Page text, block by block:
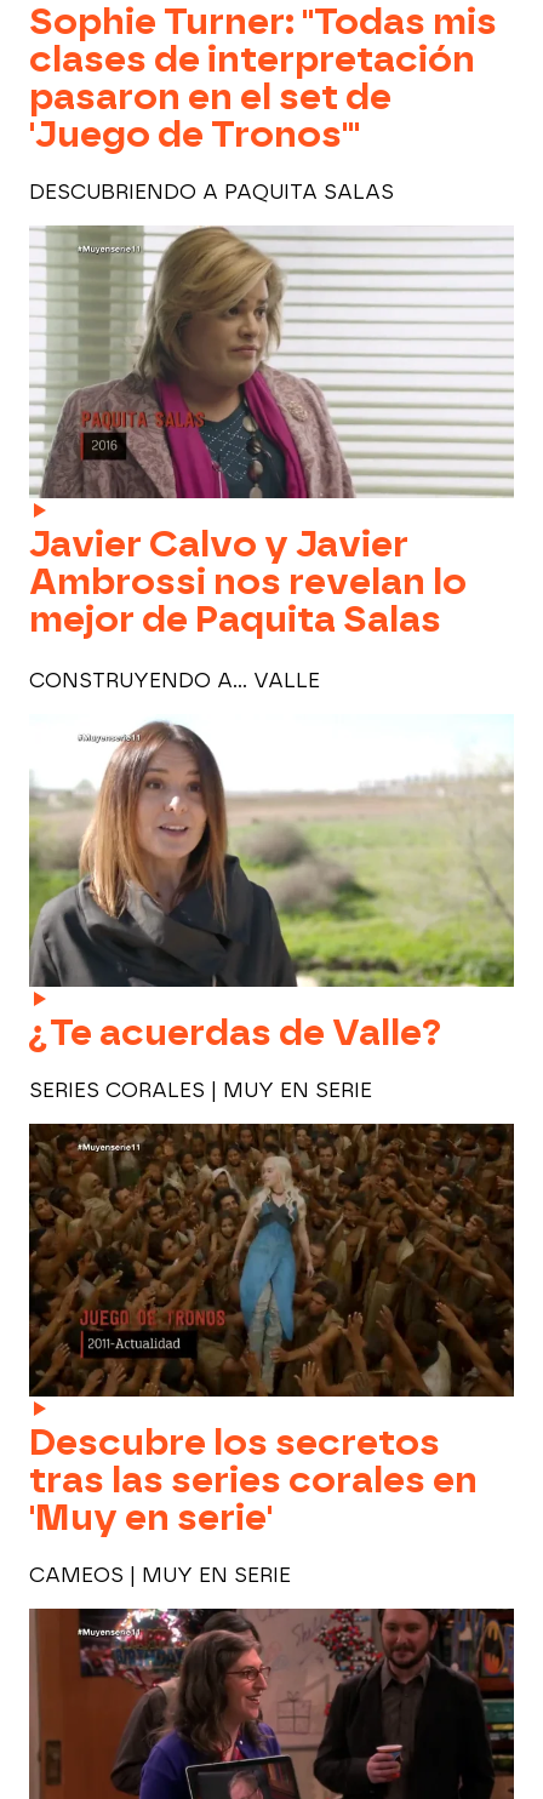
Sophie Turner: "Todas mis
clases de interpretación
pasaron en el set de
'Juego de Tronos'"
DESCUBRIENDO A PAQUITA SALAS
Javier Calvo y Javier
Ambrossi nos revelan lo
mejor de Paquita Salas
CONSTRUYENDO A... VALLE
¿Te acuerdas de Valle?
SERIES CORALES | MUY EN SERIE
Descubre los secretos
tras las series corales en
'Muy en serie'
CAMEOS | MUY EN SERIE